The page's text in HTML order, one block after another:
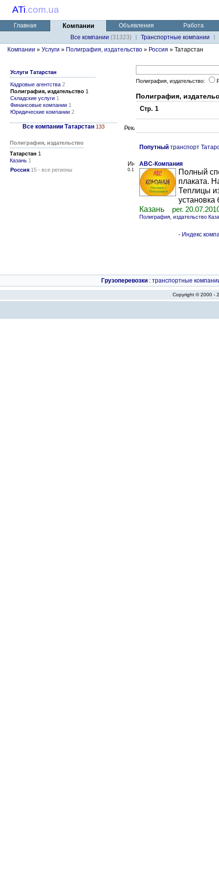
ATi.com.ua
Главная Компании Объявления
Работа
Все компании (31323)
Транспортные компании
Компании » Услуги » Полиграфия, издательство » Россия » Татарстан
Услуги Татарстан
Кадровые агентства 2
Полиграфия, издательство 1
Складские услуги 1
Финансовые компании 1
Юридические компании 2
Все компании Татарстан 133
Полиграфия, издательство
Татарстан 1
Казань 1
Россия 15 - все регионы
Полиграфия, издательство:
Полиграфия,
Стр. 1
Попутный транспорт
0.1
ABC-Компания
Полный
плаката.
Теплицы
установка
Казань
рег.
Полиграфия, издательство
- Индекс
Грузоперевозки : транспортные
Copyright © 2000 -